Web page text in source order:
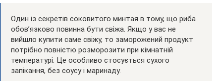
Один із секретів соковитого минтая в тому, що риба
обов’язково повинна бути свіжа. Якщо у вас не
вийшло купити саме свіжу, то заморожений продукт
потрібно повністю розморозити при кімнатній
температурі. Це особливо стосується сухого
запікання, без соусу і маринаду.